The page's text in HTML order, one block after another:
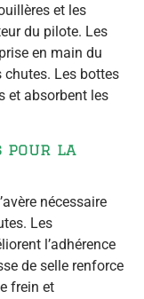
et les
du pilote. Les
en main du
Les bottes
et absorbent les
pour la
nécessaire
Les
l’adhérence
de selle renforce
frein et